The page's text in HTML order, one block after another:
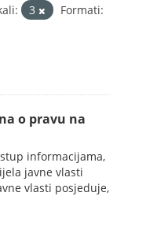
3
Formati:
o pravu na
informacijama,
javne vlasti
vlasti posjeduje,